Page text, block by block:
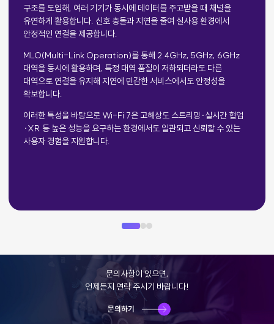
구조를 도입해, 여러 기기가 동시에 데이터를 주고받을 때 채널을
유연하게 활용합니다. 신호 충돌과 지연을 줄여 실사용 환경에서
안정적인 연결을 제공합니다.
MLO(Multi-Link Operation)를 통해 2.4GHz, 5GHz, 6GHz
대역을 동시에 활용하며, 특정 대역 품질이 저하되더라도 다른
대역으로 연결을 유지해 지연에 민감한 서비스에서도 안정성을
확보합니다.
이러한 특성을 바탕으로 Wi-Fi 7은 고해상도 스트리밍·실시간 협업
·XR 등 높은 성능을 요구하는 환경에서도 일관되고 신뢰할 수 있는
사용자 경험을 지원합니다.
문의사항이 있으면,
언제든지 연락 주시기 바랍니다!
문의하기